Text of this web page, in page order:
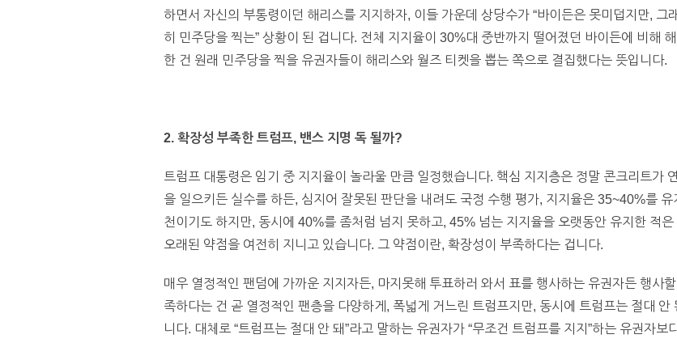
하면서 자신의 부통령이던 해리스를 지지하자, 이들 가운데 상당수가 “바이든은 못미덥지만, 그
히 민주당을 찍는” 상황이 된 겁니다. 전체 지지율이 30%대 중반까지 떨어졌던 바이든에 비해
한 건 원래 민주당을 찍을 유권자들이 해리스와 월즈 티켓을 뽑는 쪽으로 결집했다는 뜻입니다.
2. 확장성 부족한 트럼프, 밴스 지명 독 될까?
트럼프 대통령은 임기 중 지지율이 놀라울 만큼 일정했습니다. 핵심 지지층은 정말 콘크리트가
을 일으키든 실수를 하든, 심지어 잘못된 판단을 내려도 국정 수행 평가, 지지율은 35~40%를
천이기도 하지만, 동시에 40%를 좀처럼 넘지 못하고, 45% 넘는 지지율을 오랫동안 유지한 적
오래된 약점을 여전히 지니고 있습니다. 그 약점이란, 확장성이 부족하다는 겁니다.
매우 열정적인 팬덤에 가까운 지지자든, 마지못해 투표하러 와서 표를 행사하는 유권자든 행사
족하다는 건 곧 열정적인 팬층을 다양하게, 폭넓게 거느린 트럼프지만, 동시에 트럼프는 절대
니다. 대체로 “트럼프는 절대 안 돼”라고 말하는 유권자가 “무조건 트럼프를 지지”하는 유권자